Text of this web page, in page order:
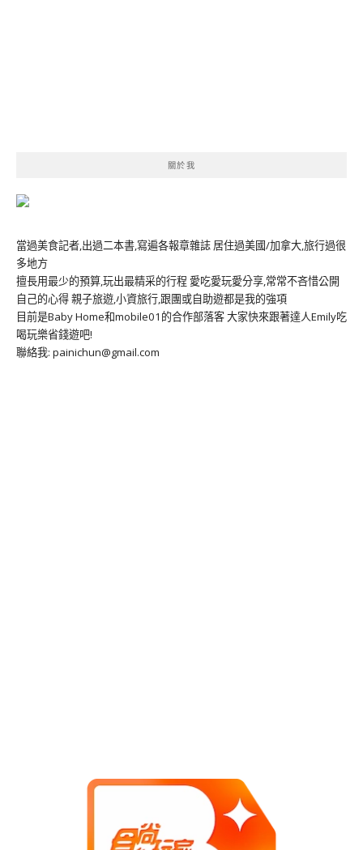
關於我
當過美食記者,出過二本書,寫遍各報章雜誌 居住過美國/加拿大,旅行過很
多地方
擅長用最少的預算,玩出最精采的行程 愛吃愛玩愛分享,常常不吝惜公開
自己的心得 親子旅遊,小資旅行,跟團或自助遊都是我的強項
目前是Baby Home和mobile01的合作部落客 大家快來跟著達人Emily吃
喝玩樂省錢遊吧!
聯絡我: painichun@gmail.com